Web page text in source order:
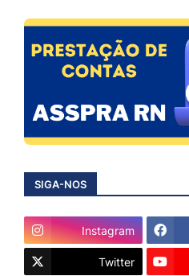
SIGA-NOS
Instagram
Twitter